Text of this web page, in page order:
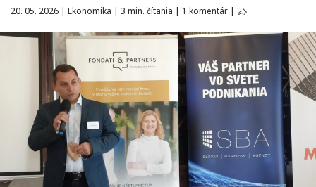
20. 05. 2026 | Ekonomika | 3 min. čítania | 1 komentár |